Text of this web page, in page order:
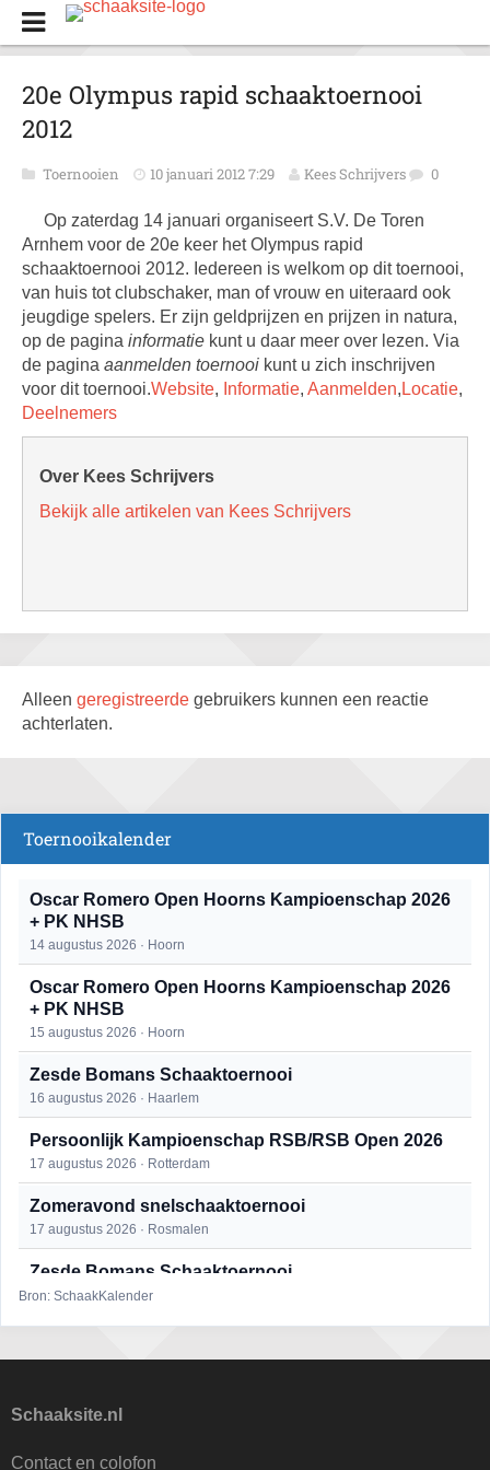
20e Olympus rapid schaaktoernooi
2012
Toernooien 10 januari 2012 7:29 Kees Schrijvers 0
Op zaterdag 14 januari organiseert S.V. De Toren
Arnhem voor de 20e keer het Olympus rapid
schaaktoernooi 2012. Iedereen is welkom op dit toernooi,
van huis tot clubschaker, man of vrouw en uiteraard ook
jeugdige spelers. Er zijn geldprijzen en prijzen in natura,
op de pagina informatie kunt u daar meer over lezen. Via
de pagina aanmelden toernooi kunt u zich inschrijven
voor dit toernooi.Website, Informatie, Aanmelden, Locatie,
Deelnemers
Over Kees Schrijvers
Bekijk alle artikelen van Kees Schrijvers
Alleen geregistreerde gebruikers kunnen een reactie
achterlaten.
Toernooikalender
Oscar Romero Open Hoorns Kampioenschap 2026
+ PK NHSB
14 augustus 2026 · Hoorn
Oscar Romero Open Hoorns Kampioenschap 2026
+ PK NHSB
15 augustus 2026 · Hoorn
Zesde Bomans Schaaktoernooi
16 augustus 2026 · Haarlem
Persoonlijk Kampioenschap RSB/RSB Open 2026
17 augustus 2026 · Rotterdam
Zomeravond snelschaaktoernooi
17 augustus 2026 · Rosmalen
Zesde Bomans Schaaktoernooi
17 augustus 2026 · Haarlem
18 augustus 2026 · Rosmalen
Bron: SchaakKalender
Schaaksite.nl
Contact en colofon